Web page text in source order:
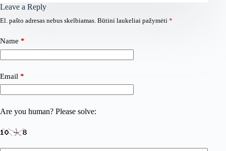
Leave a Reply
El. pašto adresas nebus skelbiamas. Būtini laukeliai pažymėti *
Name *
Email *
Are you human? Please solve: